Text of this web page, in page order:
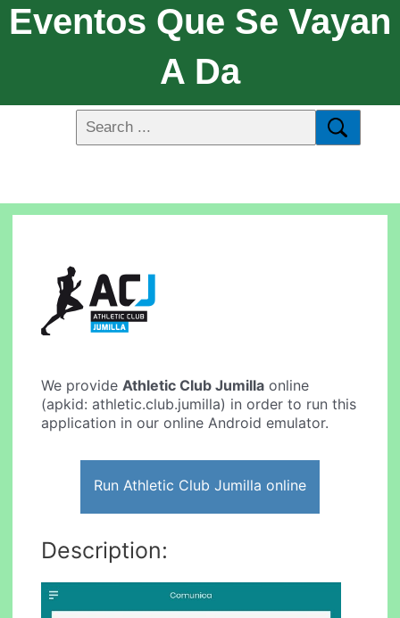
Eventos Que Se Vayan
A Da
We provideAthletic Club Jumilla online
(apkid: athletic.club.jumilla) in order to run this
application in our online Android emulator.
Run Athletic Club Jumilla online
Description: